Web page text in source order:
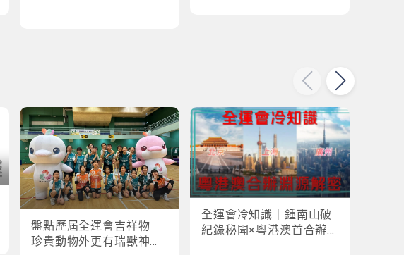
盤點歷屆全運會吉祥物
珍貴動物外更有瑞獸神話
全運會冷知識｜鍾南山破
紀錄秘聞×粵港澳首合辦